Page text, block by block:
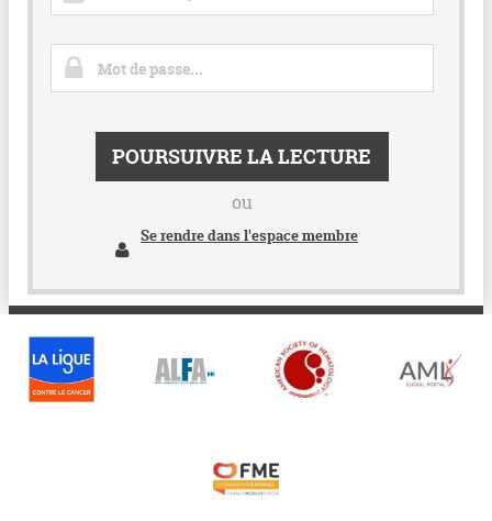
POURSUIVRE LA LECTURE
ou
Se rendre dans l'espace membre